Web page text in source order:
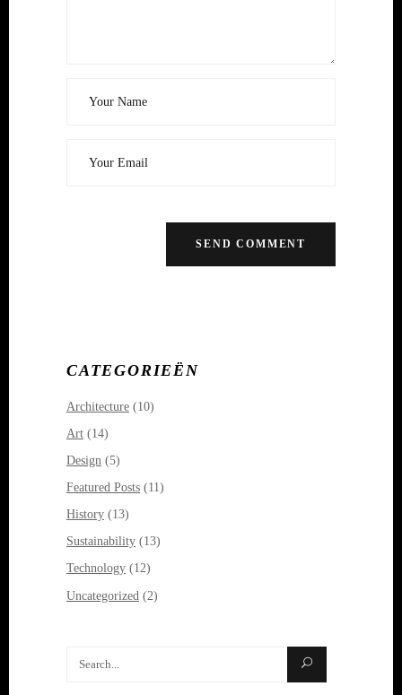
CATEGORIEËN
Architecture (10)
Art (14)
Design (5)
Featured Posts (11)
History (13)
Sustainability (13)
Technology (12)
Uncategorized (2)